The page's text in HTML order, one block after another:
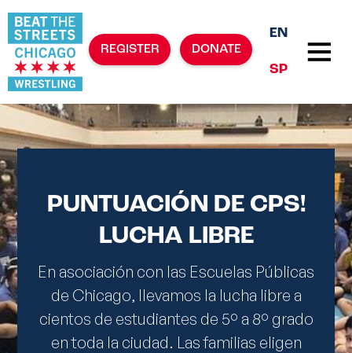
REGISTER DONATE
EN
SP
PUNTUACIÓN DE CPS!
LUCHA LIBRE
En asociación con las Escuelas Públicas
de Chicago, llevamos la lucha libre a
cientos de estudiantes de 5º a 8º grado
en toda la ciudad. Las familias eligen